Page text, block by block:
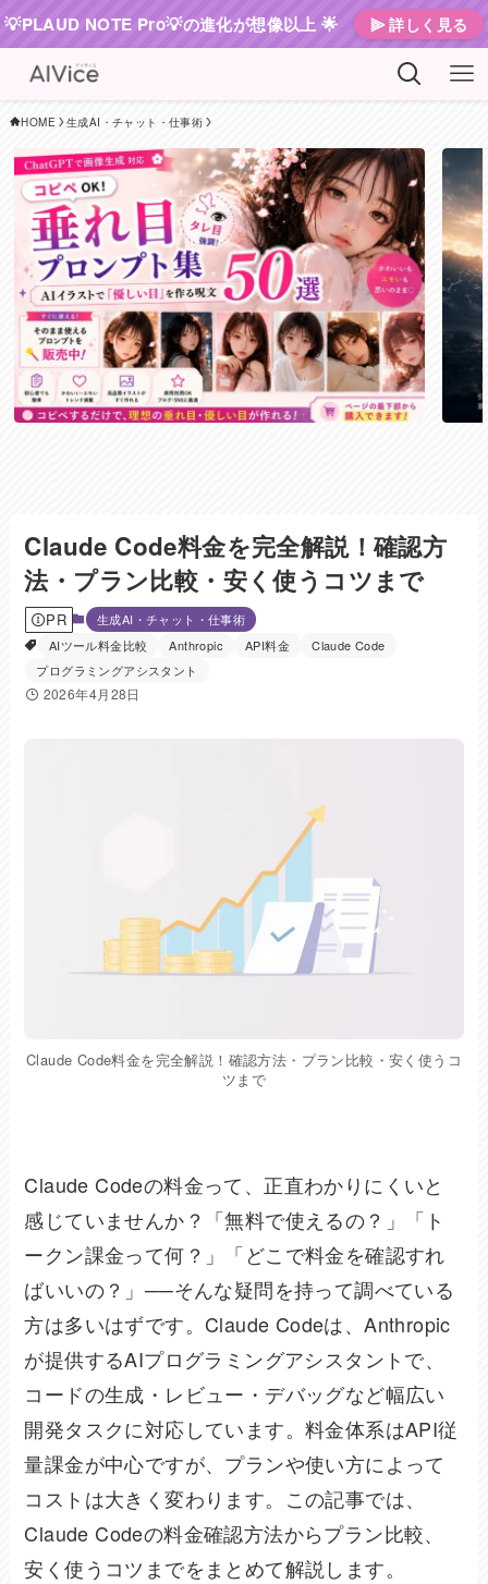
💡PLAUD NOTE Pro💡の進化が想像以上 🌟 ⫸ 詳しく見る
HOME 生成AI・チャット・仕事術
Claude Code料金を完全解説！確認方
法・プラン比較・安く使うコツまで
PR
生成AI・チャット・仕事術
AIツール料金比較
Anthropic API料金
Claude Code
プログラミングアシスタント
2026年4月28日
Claude Code料金を完全解説！確認方法・プラン比較・安く使うコ
ツまで
Claude Codeの料金って、正直わかりにくいと
感じていませんか？「無料で使えるの？」「ト
ークン課金って何？」「どこで料金を確認すれ
ばいいの？」──そんな疑問を持って調べている
方は多いはずです。Claude Codeは、Anthropic
が提供するAIプログラミングアシスタントで、
コードの生成・レビュー・デバッグなど幅広い
開発タスクに対応しています。料金体系はAPI従
量課金が中心ですが、プランや使い方によって
コストは大きく変わります。この記事では、
Claude Codeの料金確認方法からプラン比較、
安く使うコツまでをまとめて解説します。